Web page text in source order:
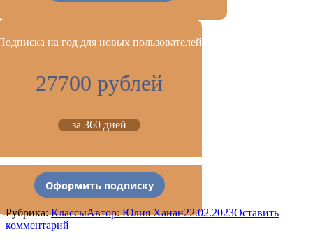
на год для новых пользователей
27700 рублей
за 360 дней
Оформить подписку
Рубрика:КлассыАвтор:Юлия Ханан22.02.2023Оставить
комментарий